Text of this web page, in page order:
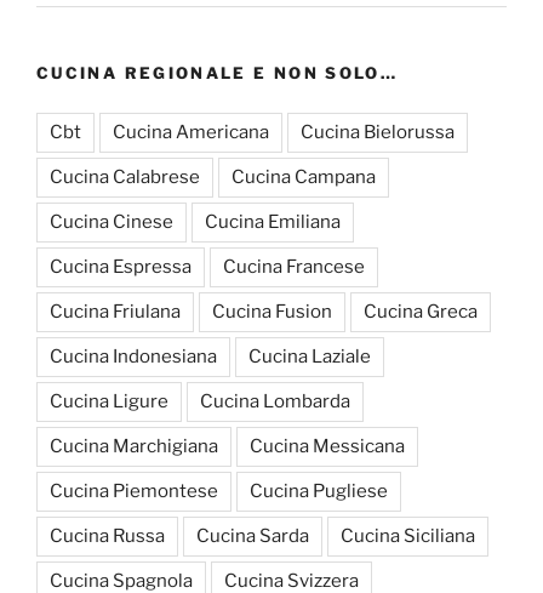
CUCINA REGIONALE E NON SOLO…
Cbt Cucina Americana Cucina Bielorussa
Cucina Calabrese Cucina Campana
Cucina Cinese Cucina Emiliana
Cucina Espressa Cucina Francese
Cucina Friulana Cucina Fusion Cucina Greca
Cucina Indonesiana Cucina Laziale
Cucina Ligure Cucina Lombarda
Cucina Marchigiana Cucina Messicana
Cucina Piemontese Cucina Pugliese
Cucina Russa Cucina Sarda Cucina Siciliana
Cucina Spagnola Cucina Svizzera